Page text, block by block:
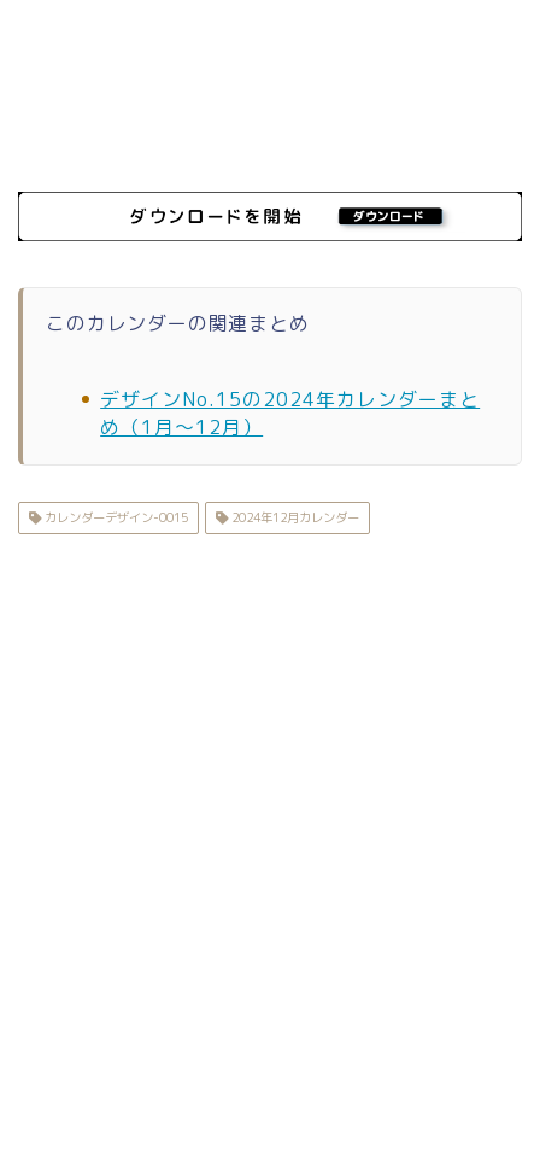
このカレンダーの関連まとめ
デザインNo.15の2024年カレンダーまと
め（1月〜12月）
カレンダーデザイン-0015 2024年12月カレンダー